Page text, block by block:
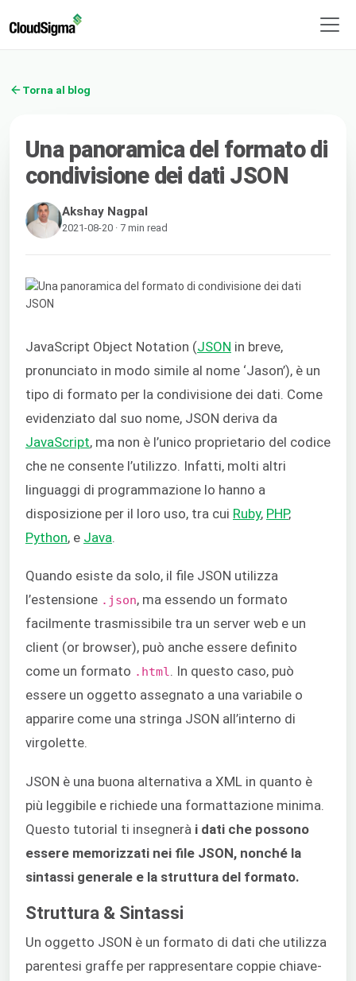
Torna al blog
Una panoramica del formato di
condivisione dei dati JSON
Akshay Nagpal
2021-08-20 · 7 min read
JavaScript Object Notation (JSON in breve,
pronunciato in modo simile al nome ‘Jason’), è un
tipo di formato per la condivisione dei dati. Come
evidenziato dal suo nome, JSON deriva da
JavaScript, ma non è l’unico proprietario del codice
che ne consente l’utilizzo. Infatti, molti altri
linguaggi di programmazione lo hanno a
disposizione per il loro uso, tra cui Ruby, PHP,
Python, e Java
Quando esiste da solo, il file JSON utilizza
l’estensione .json, ma essendo un formato
facilmente trasmissibile tra un server web e un
client (or browser), può anche essere definito
come un formato .html . In questo caso, può
essere un oggetto assegnato a una variabile o
apparire come una stringa JSON all’interno di
virgolette.
JSON è una buona alternativa a XML in quanto è
più leggibile e richiede una formattazione minima.
Questo tutorial ti insegnerà i dati che possono
essere memorizzati nei file JSON, nonché la
sintassi generale e la struttura del formato.
Struttura & Sintassi
Un oggetto JSON è un formato di dati che utilizza
parentesi graffe per rappresentare coppie chiave-